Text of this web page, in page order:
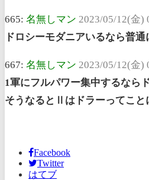
665: 名無しマン 2023/05/12(金)
ドロシーモダニアいるなら普
667: 名無しマン 2023/05/12(金)
1軍にフルパワー集中するなら
そうなるとⅡはドラーってこと
Facebook
Twitter
はてブ